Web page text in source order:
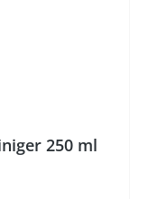
250 ml